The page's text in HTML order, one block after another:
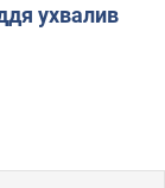
ухвалив